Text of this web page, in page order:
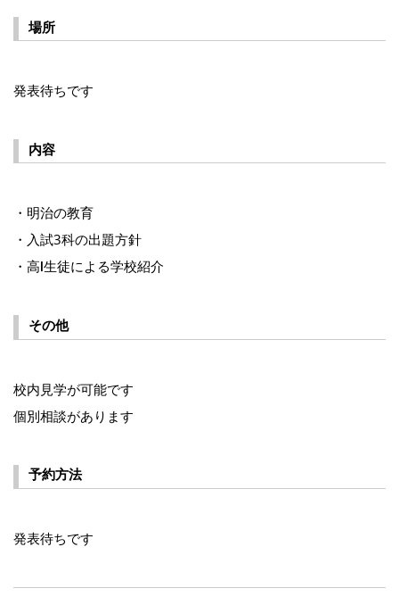
場所
発表待ちです
内容
・明治の教育
・入試3科の出題方針
・高Ⅰ生徒による学校紹介
その他
校内見学が可能です
個別相談があります
予約方法
発表待ちです